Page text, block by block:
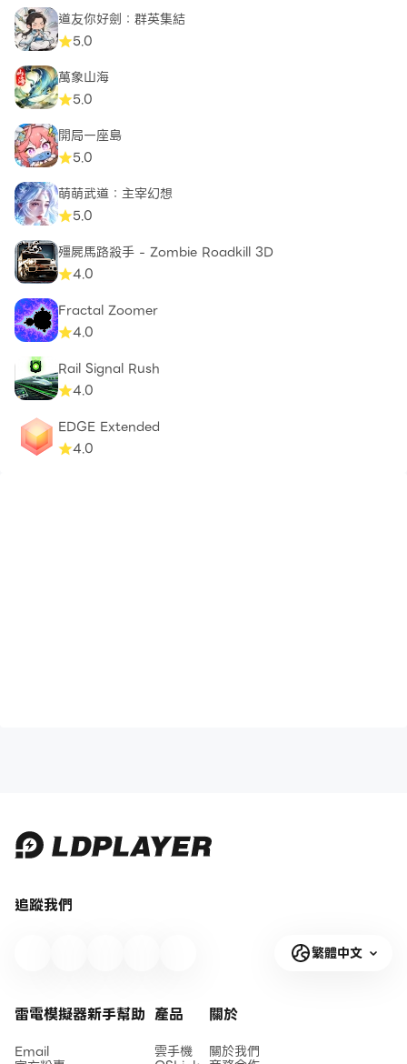
道友你好劍：群英集結
5.0
萬象山海
5.0
開局一座島
5.0
萌萌武道：主宰幻想
5.0
殭屍馬路殺手 - Zombie Roadkill 3D
4.0
Fractal Zoomer
4.0
Rail Signal Rush
4.0
EDGE Extended
4.0
追蹤我們
繁體中文
雷電模擬器新手幫助
Email
產品
雲手機
關於
關於我們